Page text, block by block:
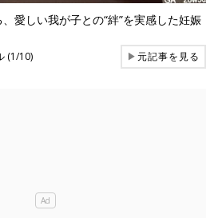
愛しい我が子との“絆”を実感した妊娠
(1/10) ▶元記事を見る